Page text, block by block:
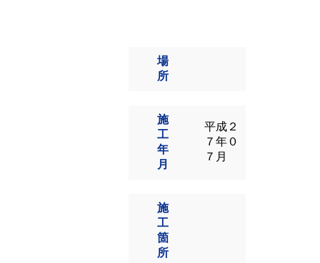
場
所
施
工
年
月
平成２
７年０
７月
施
工
箇
所